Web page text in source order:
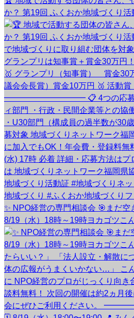
か？ 第19回 ふくおか地域づくり活
✨ NPO経営の専門相談会 🎯まだ空
8/19（水）18時～19時ヨカゴツこ